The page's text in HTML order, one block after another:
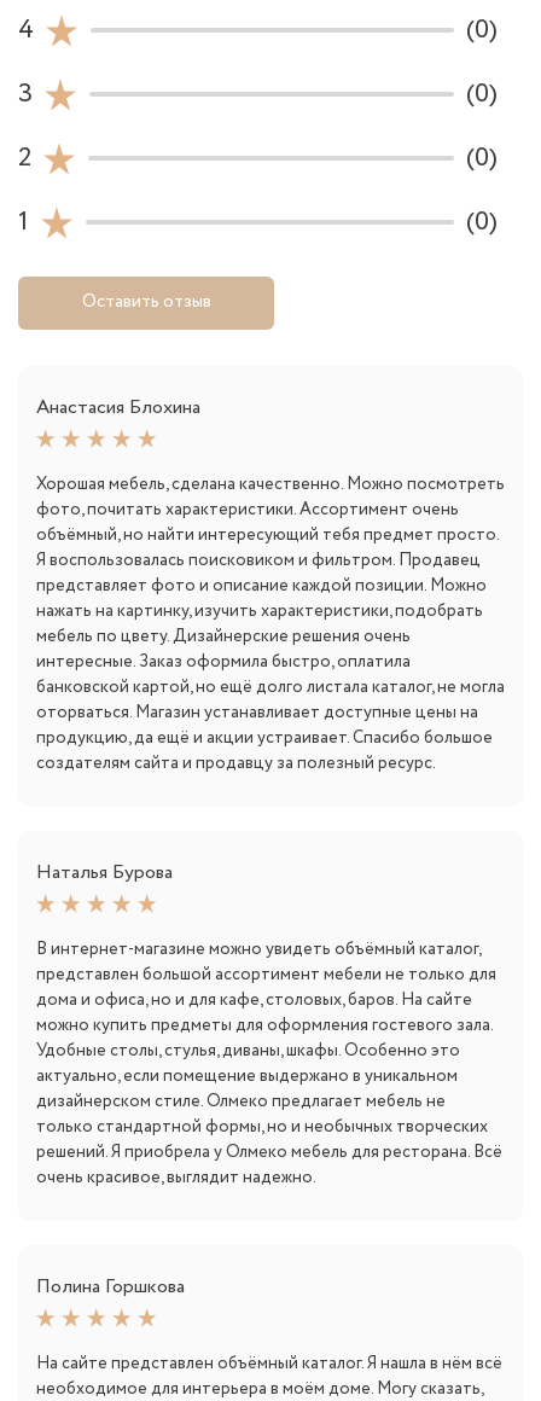
4
(0)
3
(0)
2
(0)
1
(0)
Оставить отзыв
Анастасия Блохина
Хорошая мебель, сделана качественно. Можно посмотреть
фото, почитать характеристики. Ассортимент очень
объёмный, но найти интересующий тебя предмет просто.
Я воспользовалась поисковиком и фильтром. Продавец
представляет фото и описание каждой позиции. Можно
нажать на картинку, изучить характеристики, подобрать
мебель по цвету. Дизайнерские решения очень
интересные. Заказ оформила быстро, оплатила
банковской картой, но ещё долго листала каталог, не могла
оторваться. Магазин устанавливает доступные цены на
продукцию, да ещё и акции устраивает. Спасибо большое
создателям сайта и продавцу за полезный ресурс.
Наталья Бурова
В интернет-магазине можно увидеть объёмный каталог,
представлен большой ассортимент мебели не только для
дома и офиса, но и для кафе, столовых, баров. На сайте
можно купить предметы для оформления гостевого зала.
Удобные столы, стулья, диваны, шкафы. Особенно это
актуально, если помещение выдержано в уникальном
дизайнерском стиле. Олмеко предлагает мебель не
только стандартной формы, но и необычных творческих
решений. Я приобрела у Олмеко мебель для ресторана. Всё
очень красивое, выглядит надежно.
Полина Горшкова
На сайте представлен объёмный каталог. Я нашла в нём всё
необходимое для интерьера в моём доме. Могу сказать,